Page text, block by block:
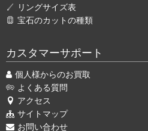
リングサイズ表
宝石のカットの種類
カスタマーサポート
個人様からのお買取
よくある質問
アクセス
サイトマップ
お問い合わせ